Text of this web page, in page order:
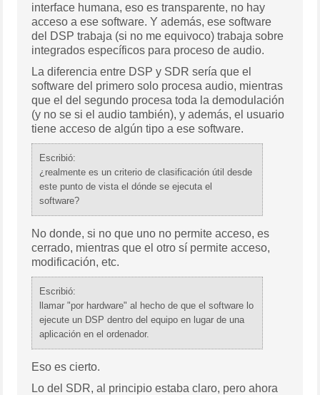
interface humana, eso es transparente, no hay
acceso a ese software. Y además, ese software
del DSP trabaja (si no me equivoco) trabaja sobre
integrados específicos para proceso de audio.
La diferencia entre DSP y SDR sería que el
software del primero solo procesa audio, mientras
que el del segundo procesa toda la demodulación
(y no se si el audio también), y además, el usuario
tiene acceso de algún tipo a ese software.
Escribió:
¿realmente es un criterio de clasificación útil desde
este punto de vista el dónde se ejecuta el
software?
No donde, si no que uno no permite acceso, es
cerrado, mientras que el otro sí permite acceso,
modificación, etc.
Escribió:
llamar "por hardware" al hecho de que el software lo
ejecute un DSP dentro del equipo en lugar de una
aplicación en el ordenador.
Eso es cierto.
Lo del SDR, al principio estaba claro, pero ahora